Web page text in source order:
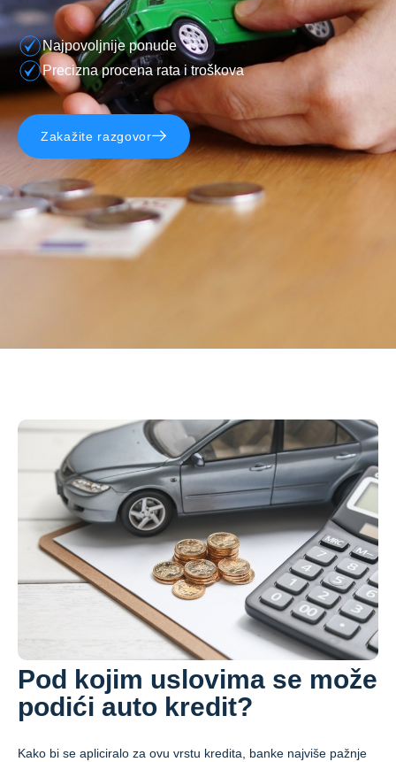
Najpovoljnije ponude
Precizna procena rata i troškova
Zakažite razgovor
Pod kojim uslovima se može
podići auto kredit?
Kako bi se apliciralo za ovu vrstu kredita, banke najviše pažnje